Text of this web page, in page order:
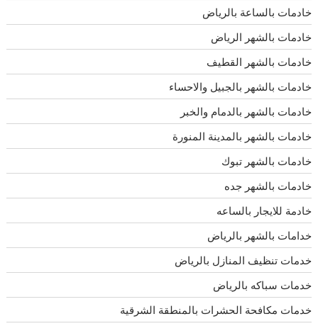
خادمات بالساعة بالرياض
خادمات بالشهر الرياض
خادمات بالشهر القطيف
خادمات بالشهر بالجبيل والاحساء
خادمات بالشهر بالدمام والخبر
خادمات بالشهر بالمدينة المنورة
خادمات بالشهر تبوك
خادمات بالشهر جده
خادمة للايجار بالساعه
خدامات بالشهر بالرياض
خدمات تنظيف المنازل بالرياض
خدمات سباكه بالرياض
خدمات مكافحة الحشرات بالمنطقة الشرقية